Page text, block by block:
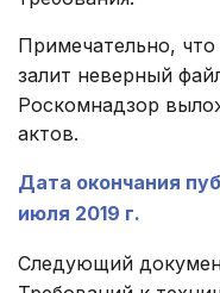
Примечательно,
залит неверный
Роскомнадзор
актов.
Дата окончания
июля 2019 г.
Следующий